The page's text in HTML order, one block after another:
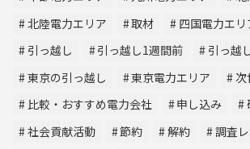
北陸電力エリア
取材 四国電力エリ
引っ越し
引っ越し1週間前 引っ越
東京の引っ越し
東京電力エリア
次
比較・おすすめ電力会社
申し込み
社会貢献活動
節約 解約 調査